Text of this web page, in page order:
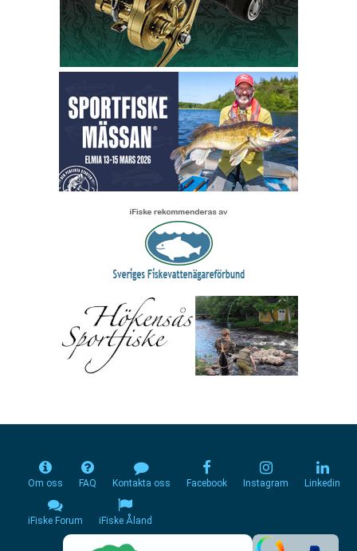
Om oss FAQ Kontakta oss Facebook Instagram Linkedin
iFiske Forum iFiske Åland